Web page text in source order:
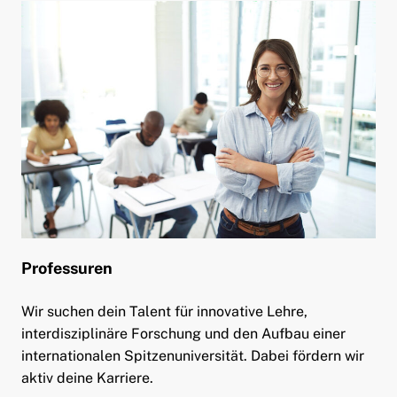
Professuren
Wir suchen dein Talent für innovative Lehre,
interdisziplinäre Forschung und den Aufbau einer
internationalen Spitzenuniversität. Dabei fördern wir
aktiv deine Karriere.